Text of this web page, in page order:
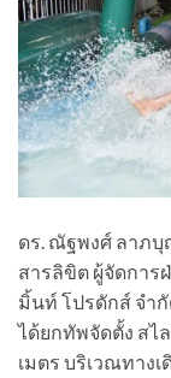
ดร. ณัฐพงศ์ ลาภ
สารลิขิต ผู้จัดกา
มิ้นท์ โปรดักส์ จำ
ได้ยกทัพจัดตั้ง สไ
เมตร บริเวณทาง